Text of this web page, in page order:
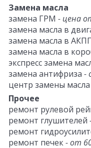
Замена масла
замена ГРМ - цена
замена масла в
замена масла в
замена масла в
экспресс замена
замена антифриза -
центр замены масла
Прочее
ремонт рулевой
ремонт глушителей
ремонт
ремонт печек- от